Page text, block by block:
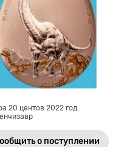
20 центов 2022 год.
о поступлении